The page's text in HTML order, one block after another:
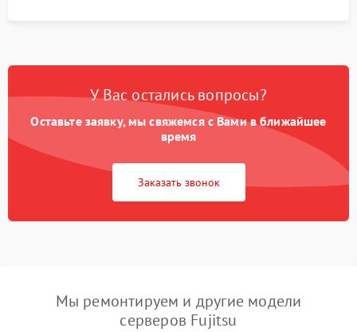
У Вас остались вопросы?
Оставьте заявку, мы свяжемся с Вами в ближайшее
время
Заказать звонок
Мы ремонтируем и другие модели
серверов Fujitsu